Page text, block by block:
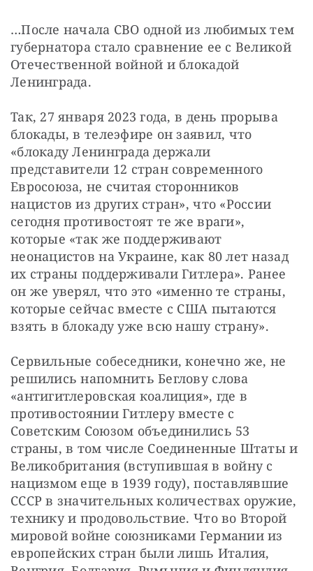
…После начала СВО одной из любимых тем
губернатора стало сравнение ее с Великой
Отечественной войной и блокадой
Ленинграда.
Так, 27 января 2023 года, в день прорыва
блокады, в телеэфире он заявил, что
«блокаду Ленинграда держали
представители 12 стран современного
Евросоюза, не считая сторонников
нацистов из других стран», что «России
сегодня противостоят те же враги»,
которые «так же поддерживают
неонацистов на Украине, как 80 лет назад
их страны поддерживали Гитлера». Ранее
он же уверял, что это «именно те страны,
которые сейчас вместе с США пытаются
взять в блокаду уже всю нашу страну».
Сервильные собеседники, конечно же, не
решились напомнить Беглову слова
«антигитлеровская коалиция», где в
противостоянии Гитлеру вместе с
Советским Союзом объединились 53
страны, в том числе Соединенные Штаты и
Великобритания (вступившая в войну с
нацизмом еще в 1939 году), поставлявшие
СССР в значительных количествах оружие,
технику и продовольствие. Что во Второй
мировой войне союзниками Германии из
европейских стран были лишь Италия,